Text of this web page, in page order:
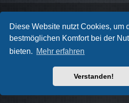
Diese Website nutzt Cookies, um
bestmöglichen Komfort bei der
bieten. Mehr erfahren
Verstanden!